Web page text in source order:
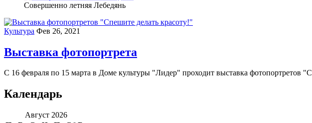
Совершенно летняя Лебедянь
Культура Фев 26, 2021
Выставка фотопортрета
С 16 февраля по 15 марта в Доме культуры "Лидер" проходит выставка фотопортретов
Календарь
Август 2026